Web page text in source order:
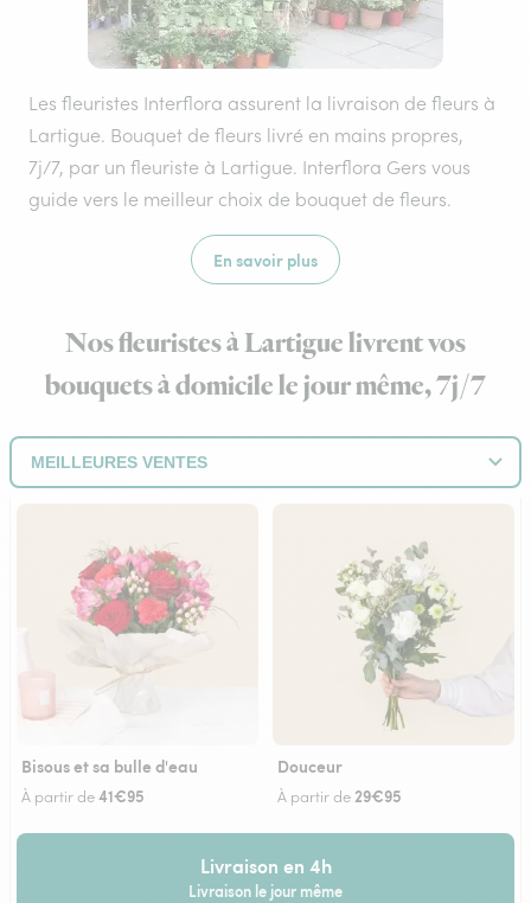
Les fleuristes Interflora assurent la livraison de fleurs à
Lartigue. Bouquet de fleurs livré en mains propres,
7j/7, par un fleuriste à Lartigue. Interflora Gers vous
guide vers le meilleur choix de bouquet de fleurs.
En savoir plus
Nos fleuristes à Lartigue livrent vos
bouquets à domicile le jour même, 7j/7
Bisous et sa bulle d'eau
À partir de41€95
Douceur
À partir de29€95
Livraison en 4h
Livraison le jour même